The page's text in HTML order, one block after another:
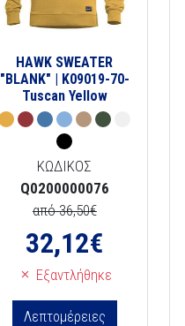
HAWK SWEATER
"BLANK" | K09019-70-
Tuscan Yellow
ΚΩΔΙΚΟΣ
Q0200000076
από 36,50€
32,12€
Εξαντλήθηκε
Λεπτομέρειες